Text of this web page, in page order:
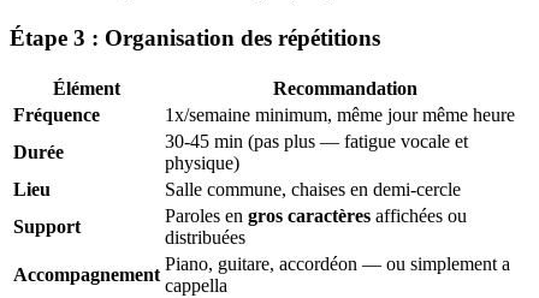
Étape 3 : Organisation des répétitions
Élément
Recommandation
Fréquence
1x/semaine minimum, même jour même heure
Durée
30-45 min (pas plus — fatigue vocale et
physique)
Lieu
Salle commune, chaises en demi-cercle
Support
Paroles en gros caractères affichées ou
distribuées
Accompagnement
Piano, guitare, accordéon — ou simplement a
cappella